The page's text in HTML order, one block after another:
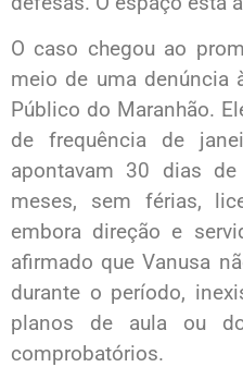
O caso chegou ao
meio de uma denúncia
Público do Maranhão.
de frequência de
apontavam 30 dias
meses, sem férias,
embora direção e
afirmado que Vanusa
durante o período,
planos de aula ou
comprobatórios.